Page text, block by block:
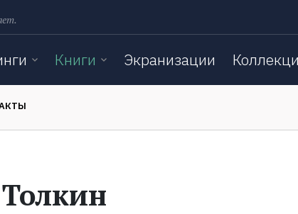
Книги Экранизации